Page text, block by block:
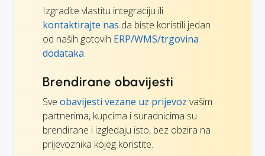
Izgradite vlastitu integraciju ili
kontaktirajte nas da biste koristili jedan
od naših gotovih ERP/WMS/trgovina
dodataka.
Brendirane obavijesti
Sve obavijesti vezane uz prijevoz vašim
partnerima, kupcima i suradnicima su
brendirane i izgledaju isto, bez obzira na
prijevoznika kojeg koristite.